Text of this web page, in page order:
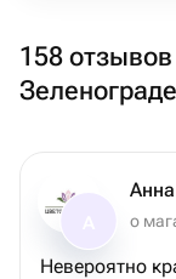
158
Зеленограде
Анна
о
Невероятно